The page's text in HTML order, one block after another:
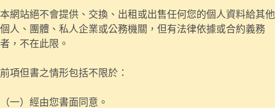
本網站絕不會提供、交換、出租或出售任何您的個人資料給其他
個人、團體、私人企業或公務機關，但有法律依據或合約義務
者，不在此限。
前項但書之情形包括不限於：
（一）經由您書面同意。